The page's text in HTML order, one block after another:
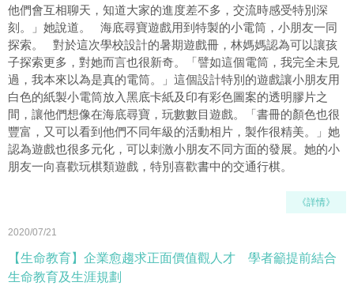
他們會互相聊天，知道大家的進度差不多，交流時感受特別深
刻。」她說道。 海底尋寶遊戲用到特製的小電筒，小朋友一同
探索。 對於這次學校設計的暑期遊戲冊，林媽媽認為可以讓孩
子探索更多，對她而言也很新奇。「譬如這個電筒，我完全未見
過，我本來以為是真的電筒。」這個設計特別的遊戲讓小朋友用
白色的紙製小電筒放入黑底卡紙及印有彩色圖案的透明膠片之
間，讓他們想像在海底尋寶，玩數數目遊戲。「書冊的顏色也很
豐富，又可以看到他們不同年級的活動相片，製作很精美。」她
認為遊戲也很多元化，可以刺激小朋友不同方面的發展。她的小
朋友一向喜歡玩棋類遊戲，特別喜歡書中的交通行棋。
《詳情》
2020/07/21
【生命教育】企業愈趨求正面價值觀人才 學者籲提前結合
生命教育及生涯規劃